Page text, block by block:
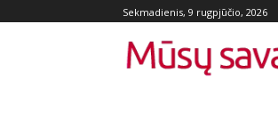
Sekmadienis, 9 rugpjūčio, 2026